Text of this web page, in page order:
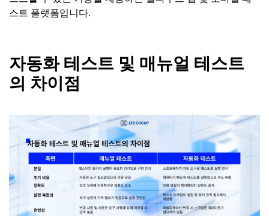
스트 플랫폼입니다.
자동화 테스트 및 매뉴얼 테스트
의 차이점